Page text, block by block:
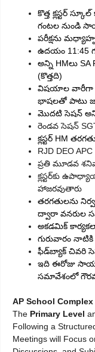
కొత్త క్లస్టర్
గంటల నుండి
పరీక్షను
ఉదయం 11:45
అన్ని HMలు SA
(కొత్తది)
విషయాల వారీగా
భాషలతో పాటు
మొదటి సెషన్
⁠రెండవ సెషన్
క్లస్టర్ HM
RJD DEO APC
ప్రతి మూడవ
⁠క్లస్టర్‌కు
హాజరవుతారు
తరగతులను
ద్వారా వనరుల
అకడమిక్
గురువారం
ఫీడ్‌బ్యాక్ చివరి
ఇది ఈరోజు
సమావేశంలో
AP School
The Primary Level
Following a
Meetings will Focus